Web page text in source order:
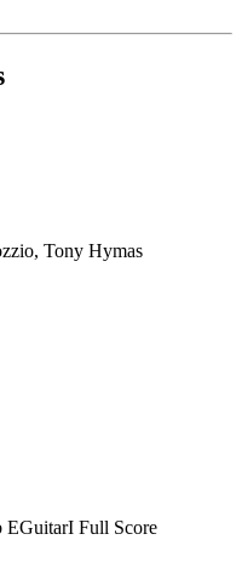
Tony Hymas